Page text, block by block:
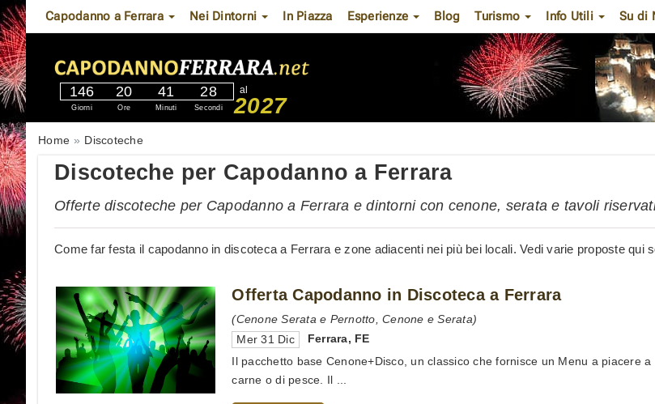
Capodanno a Ferrara Nei Dintorni In Piazza Esperienze Blog Turismo Info Utili Su di
146
Giorni
20
Ore
41
Minuti
28
Secondi
al
2027
Home Discoteche
Discoteche per Capodanno a Ferrara
Offerte discoteche per Capodanno a Ferrara e dintorni con cenone, serata e tavoli
Come far festa il capodanno in discoteca a Ferrara e zone adiacenti nei più bei locali. Vedi varie proposte qui
Offerta Capodanno in Discoteca a Ferrara
(Cenone Serata e Pernotto, Cenone e Serata)
Mer 31 Dic
Ferrara, FE
Il pacchetto base Cenone+Disco, un classico che fornisce un Menu a piacere a
carne o di pesce. Il ...